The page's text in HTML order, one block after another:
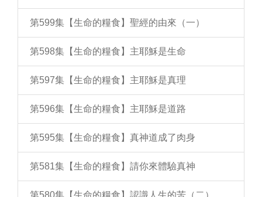
第599集【生命的糧食】聖經的由來（一）
第598集【生命的糧食】主耶穌是生命
第597集【生命的糧食】主耶穌是真理
第596集【生命的糧食】主耶穌是道路
第595集【生命的糧食】真神道成了肉身
第581集【生命的糧食】請你來體驗真神
第580集【生命的糧食】認識人生的苦（二）